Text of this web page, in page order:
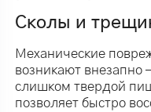
Сколы и
Механические
возникают
слишком твердой
позволяет быстро